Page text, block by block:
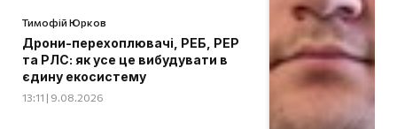
Тимофій Юрков
Дрони-перехоплювачі, РЕБ, РЕР
та РЛС: як усе це вибудувати в
єдину екосистему
13:11 | 9.08.2026